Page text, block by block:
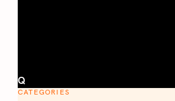
Q
CATEGORIES